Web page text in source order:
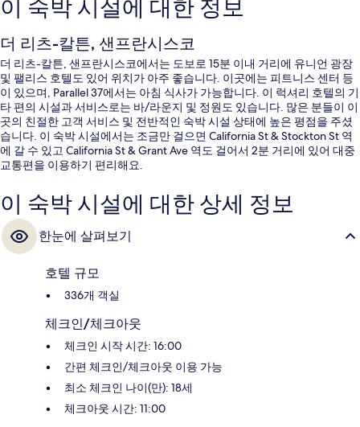
이 숙박 시설에 대한 정보
더 리츠-칼튼, 샌프란시스코
더 리츠-칼튼, 샌프란시스코에서는 도보로 15분 이내 거리에 유니언 광장
및 팰리스 호텔도 있어 위치가 아주 좋습니다. 이곳에는 피트니스 센터 등
이 있으며, Parallel 37에서는 아침 식사가 가능합니다. 이 럭셔리 호텔의 기
타 편의 시설과 서비스로는 바/라운지 및 정원도 있습니다. 많은 분들이 이
곳의 친절한 고객 서비스 및 전반적인 숙박 시설 상태에 높은 평점을 주셨
습니다. 이 숙박 시설에서는 조금만 걸으면 California St & Stockton St 역
에 갈 수 있고 California St & Grant Ave 역도 걸어서 2분 거리에 있어 대중
교통편을 이용하기 편리해요.
이 숙박 시설에 대한 상세 정보
한눈에 살펴보기
호텔 규모
336개 객실
체크인/체크아웃
체크인 시작 시간: 16:00
간편 체크인/체크아웃 이용 가능
최소 체크인 나이(만): 18세
체크아웃 시간: 11:00